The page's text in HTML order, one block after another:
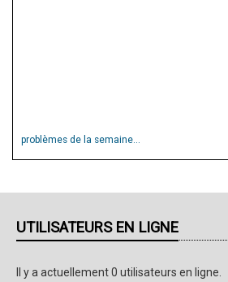
problèmes de la semaine...
UTILISATEURS EN LIGNE
Il y a actuellement 0 utilisateurs en ligne.